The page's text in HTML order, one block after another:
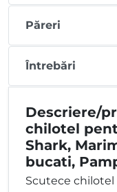
Păreri
Întrebări
Descriere/
chilotel
Shark,
bucati,
Scutece chilotel